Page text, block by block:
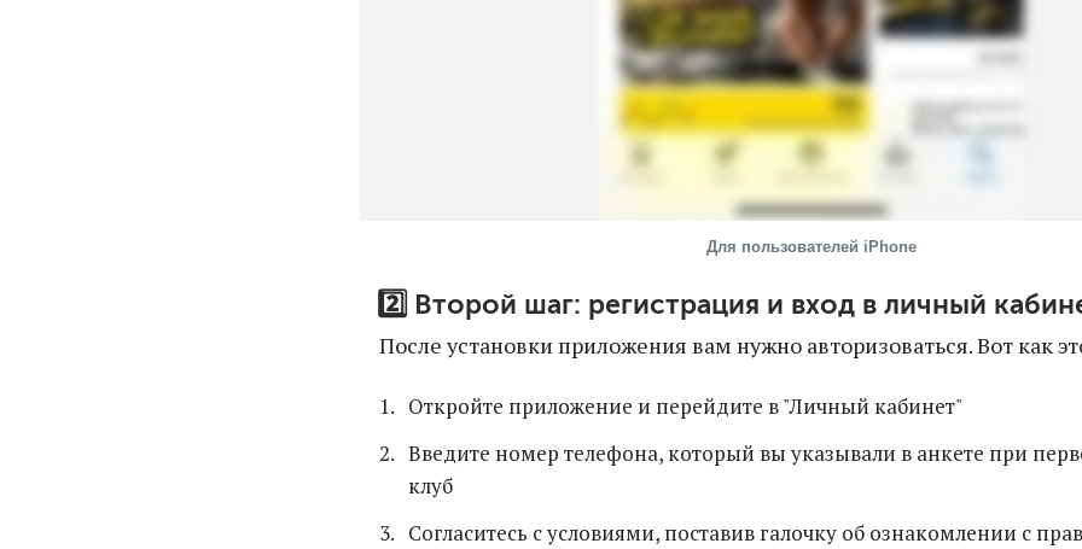
Для пользователей iPhone
2️⃣ Второй шаг: регистрация и вход в личный
После установки приложения вам нужно авторизоваться. Вот как
Откройте приложение и перейдите в "Личный кабинет"
Введите номер телефона, который вы указывали в анкете при
клуб
Согласитесь с условиями, поставив галочку об ознакомлении с